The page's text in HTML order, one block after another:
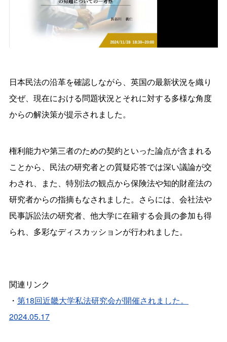
日本民法の沿革を確認しながら、英国の最新状況を織り
交ぜ、現在における問題状況とそれに対する多様な角度
からの解決策が提示されました。
権利能力や第三者のための契約といった論点が含まれる
ことから、民法の研究者との質疑応答では深い議論が交
わされ、また、特別法の観点から保険法や知的財産法の
研究者からの指摘もなされました。さらには、会社法や
民事訴訟法の研究者、他大学に在籍する会員の参加も得
られ、多彩なディスカッションが行われました。
関連リンク
・ 第18回近畿大学私法研究会が開催されました。
2024.05.17